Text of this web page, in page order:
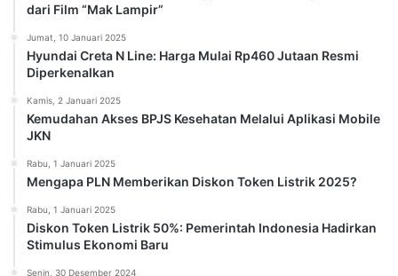
dari Film “Mak Lampir”
Jumat, 10 Januari 2025
Hyundai Creta N Line: Harga Mulai Rp460 Jutaan Resmi
Diperkenalkan
Kamis, 2 Januari 2025
Kemudahan Akses BPJS Kesehatan Melalui Aplikasi Mobile
JKN
Rabu, 1 Januari 2025
Mengapa PLN Memberikan Diskon Token Listrik 2025?
Rabu, 1 Januari 2025
Diskon Token Listrik 50%: Pemerintah Indonesia Hadirkan
Stimulus Ekonomi Baru
Senin, 30 Desember 2024